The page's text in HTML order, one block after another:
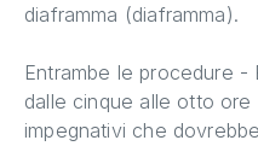
diaframma (diaframma).
Entrambe le procedure
dalle cinque alle otto
impegnativi che